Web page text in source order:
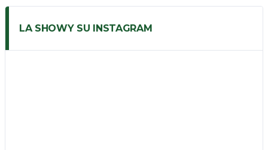
LA SHOWY SU INSTAGRAM